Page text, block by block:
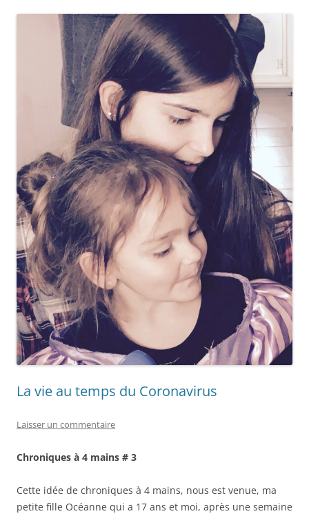
La vie au temps du Coronavirus
Laisser un commentaire
Chroniques à 4 mains # 3
Cette idée de chroniques à 4 mains, nous est venue, ma
petite fille Océanne qui a 17 ans et moi, après une semaine